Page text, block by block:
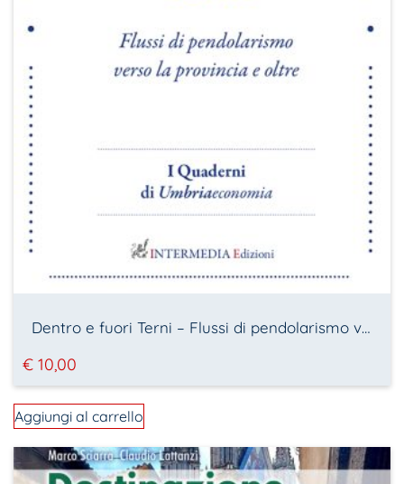
Dentro e fuori Terni – Flussi di pendolarismo verso la provincia e oltre
€ 10,00
Aggiungi al carrello